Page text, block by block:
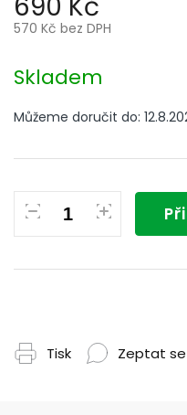
570 Kč bez DPH
cena:
Skladem
Můžeme doručit do:
Tisk Zeptat se